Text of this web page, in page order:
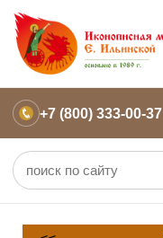
+7 (800) 333-00-37